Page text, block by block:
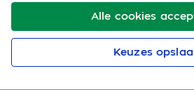
Meer over
Alle cookies
Keuzes